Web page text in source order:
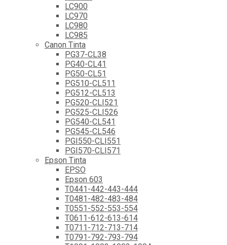
LC900
LC970
LC980
LC985
Canon Tinta
PG37-CL38
PG40-CL41
PG50-CL51
PG510-CL511
PG512-CL513
PG520-CLI521
PG525-CLI526
PG540-CL541
PG545-CL546
PGI550-CLI551
PGI570-CLI571
Epson Tinta
EPSO
Epson 603
T0441-442-443-444
T0481-482-483-484
T0551-552-553-554
T0611-612-613-614
T0711-712-713-714
T0791-792-793-794